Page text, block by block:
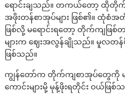
ရောင်းချသည်။ တကယ်တော့ ထိုတို
အဖိုးတန်စာအုပ်များ ဖြစ်၏။ ထုံစံ
ဖြစ်လို့ မရောင်းရတော့ တိုက်ကျဖြ
များက ဈေးအလွန်ချိုသည်။ မူလတ
ဖြစ်သည်။
ကျွန်တော်က တိုက်ကျစာအုပ်တွေကို
ကောင်းများမို့ မုန့်ဖိုးရတိုင်း ဝယ်ဖ